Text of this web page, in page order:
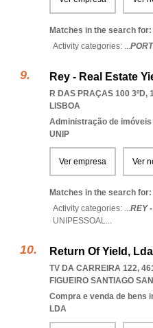
Matches in the search for:
Activity categories: ...
Rey - Real Estate
R DAS PRAÇAS 100 3ºD,
LISBOA
Administração de
UNIP
Ver empresa Ver
Matches in the search for:
Activity categories: ...REY
UNIPESSOAL...
Return Of Yield, Lda
TV DA CARREIRA 122,
FIGUEIRO SANTIAGO
Compra e venda de bens
LDA